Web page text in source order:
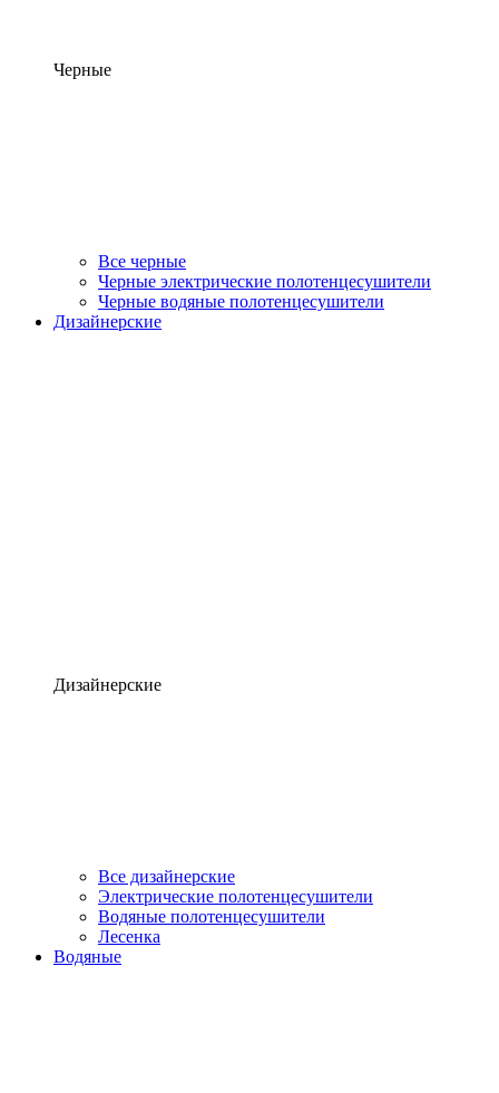
Черные
Все черные
Черные электрические полотенцесушители
Черные водяные полотенцесушители
Дизайнерские
Дизайнерские
Все дизайнерские
Электрические полотенцесушители
Водяные полотенцесушители
Лесенка
Водяные